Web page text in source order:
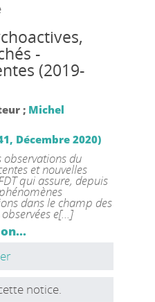
-
(2019-
; Michel
Décembre 2020)
observations du
et nouvelles
qui assure, depuis
dans le champ des
e[...]
notice.